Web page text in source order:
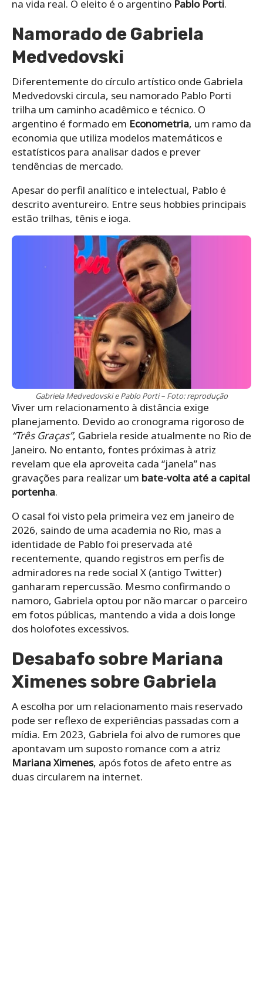
na vida real. O eleito é o argentino Pablo Porti.
Namorado de Gabriela
Medvedovski
Diferentemente do círculo artístico onde Gabriela
Medvedovski circula, seu namorado Pablo Porti
trilha um caminho acadêmico e técnico. O
argentino é formado em Econometria, um ramo da
economia que utiliza modelos matemáticos e
estatísticos para analisar dados e prever
tendências de mercado.
Apesar do perfil analítico e intelectual, Pablo é
descrito aventureiro. Entre seus hobbies principais
estão trilhas, tênis e ioga.
Gabriela Medvedovski e Pablo Porti – Foto: reprodução
Viver um relacionamento à distância exige
planejamento. Devido ao cronograma rigoroso de
“Três Graças”, Gabriela reside atualmente no Rio de
Janeiro. No entanto, fontes próximas à atriz
revelam que ela aproveita cada “janela” nas
gravações para realizar um bate-volta até a capital
portenha.
O casal foi visto pela primeira vez em janeiro de
2026, saindo de uma academia no Rio, mas a
identidade de Pablo foi preservada até
recentemente, quando registros em perfis de
admiradores na rede social X (antigo Twitter)
ganharam repercussão. Mesmo confirmando o
namoro, Gabriela optou por não marcar o parceiro
em fotos públicas, mantendo a vida a dois longe
dos holofotes excessivos.
Desabafo sobre Mariana
Ximenes sobre Gabriela
A escolha por um relacionamento mais reservado
pode ser reflexo de experiências passadas com a
mídia. Em 2023, Gabriela foi alvo de rumores que
apontavam um suposto romance com a atriz
Mariana Ximenes, após fotos de afeto entre as
duas circularem na internet.